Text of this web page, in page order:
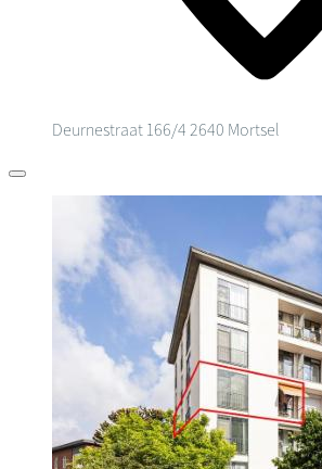
Deurnestraat 166/4 2640 Mortsel